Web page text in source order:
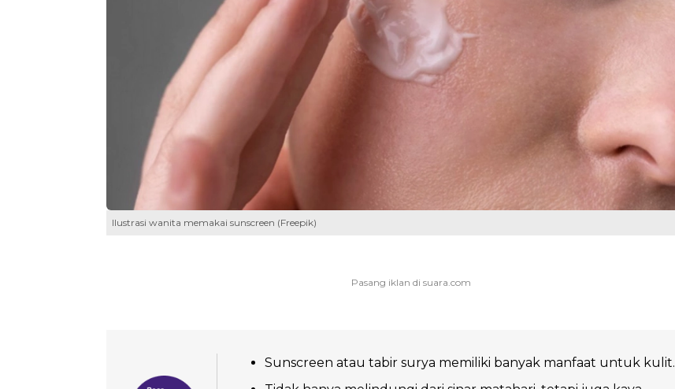
Ilustrasi wanita memakai sunscreen (Freepik)
Sunscreen atau tabir surya memiliki banyak manfaat untuk kulit.